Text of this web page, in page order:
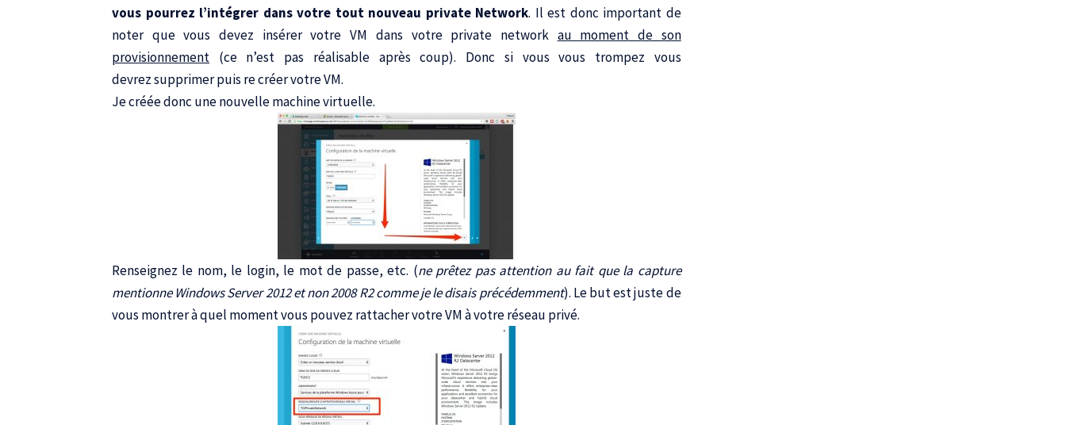
vous pourrez l’intégrer dans votre tout nouveau private Network. Il est donc important de
noter que vous devez insérer votre VM dans votre private network au moment de son
provisionnement (ce n’est pas réalisable après coup). Donc si vous vous trompez vous
devrez supprimer puis re créer votre VM.
Je créée donc une nouvelle machine virtuelle.
Renseignez le nom, le login, le mot de passe, etc. (ne prêtez pas attention au fait que la capture
mentionne Windows Server 2012 et non 2008 R2 comme je le disais précédemment). Le but est juste de
vous montrer à quel moment vous pouvez rattacher votre VM à votre réseau privé.